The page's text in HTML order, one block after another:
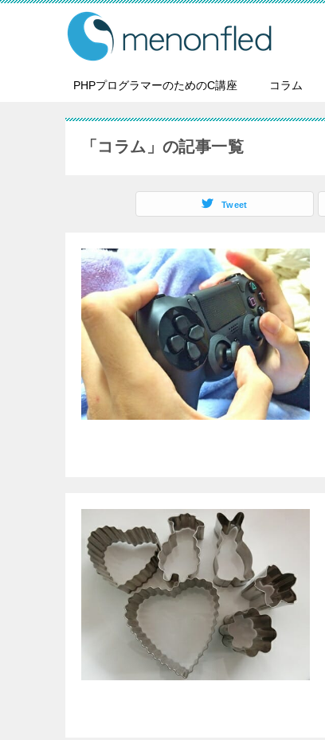
PHPプログラマーのためのC講座 コラム
「コラム」の記事一覧
Tweet